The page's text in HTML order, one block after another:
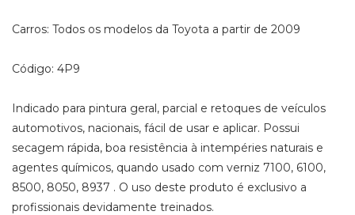
Carros: Todos os modelos da Toyota a partir de 2009
Código: 4P9
Indicado para pintura geral, parcial e retoques de veículos
automotivos, nacionais, fácil de usar e aplicar. Possui
secagem rápida, boa resistência à intempéries naturais e
agentes químicos, quando usado com verniz 7100, 6100,
8500, 8050, 8937 . O uso deste produto é exclusivo a
profissionais devidamente treinados.